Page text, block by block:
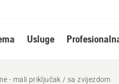
Usluge
- mali priključak / sa zvijezdom